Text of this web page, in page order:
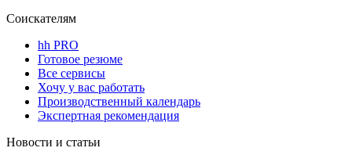
Соискателям
hh PRO
Готовое резюме
Все сервисы
Хочу у вас работать
Производственный календарь
Экспертная рекомендация
Новости и статьи